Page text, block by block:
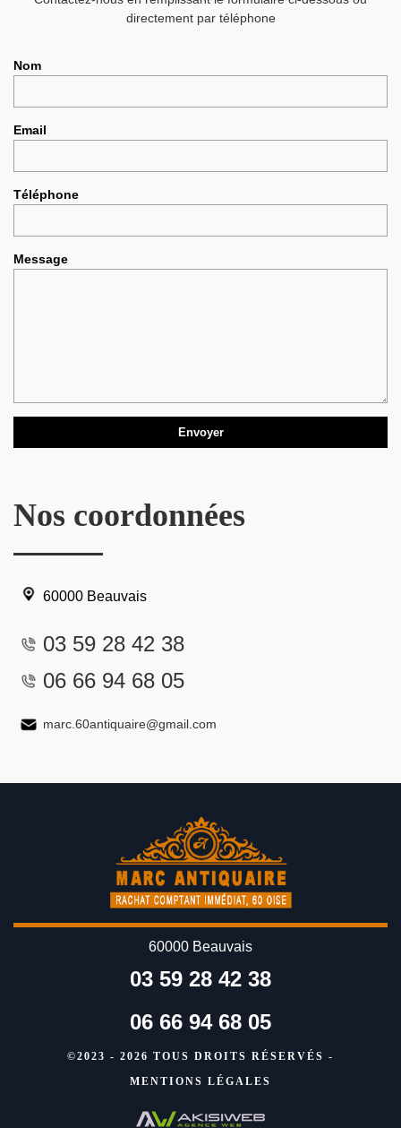
directement par téléphone
Nom
Email
Téléphone
Message
Nos coordonnées
60000 Beauvais
03 59 28 42 38
06 66 94 68 05
marc.60antiquaire@gmail.com
60000 Beauvais
03 59 28 42 38
06 66 94 68 05
©2023 - 2026 TOUS DROITS RÉSERVÉS -
MENTIONS LÉGALES